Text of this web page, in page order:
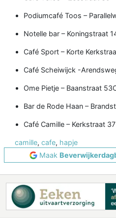
Podiumcafé Toos –
Notelle bar – Koningstraat
Café Sport – Korte
Café Scheiwijck -
Ome Pietje – Baanstraat
Bar de Rode Haan –
Café Camille – Kerkstraat 37
camille, cafe, hapje
Maak